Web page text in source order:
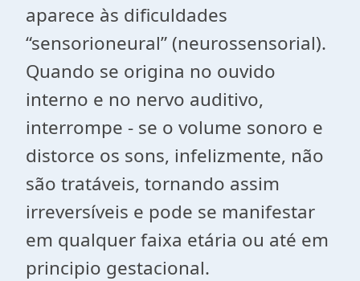
aparece às dificuldades
“sensorioneural” (neurossensorial).
Quando se origina no ouvido
interno e no nervo auditivo,
interrompe - se o volume sonoro e
distorce os sons, infelizmente, não
são tratáveis, tornando assim
irreversíveis e pode se manifestar
em qualquer faixa etária ou até em
principio gestacional.